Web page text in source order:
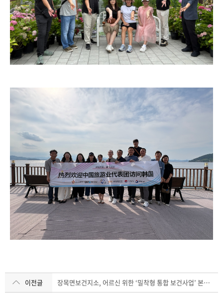
이전글 장목면보건지소, 어르신 위한 ‘밀착형 통합 보건사업’ 본격 가동